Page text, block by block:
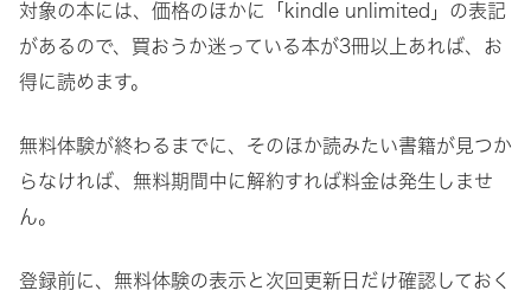
対象の本には、価格のほかに「kindle unlimited」の表記
があるので、買おうか迷っている本が3冊以上あれば、お
得に読めます。
無料体験が終わるまでに、そのほか読みたい書籍が見つか
らなければ、無料期間中に解約すれば料金は発生しませ
ん。
登録前に、無料体験の表示と次回更新日だけ確認しておく